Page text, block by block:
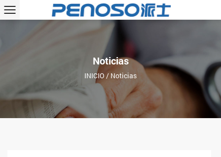
Noticias
INICIO / Noticias